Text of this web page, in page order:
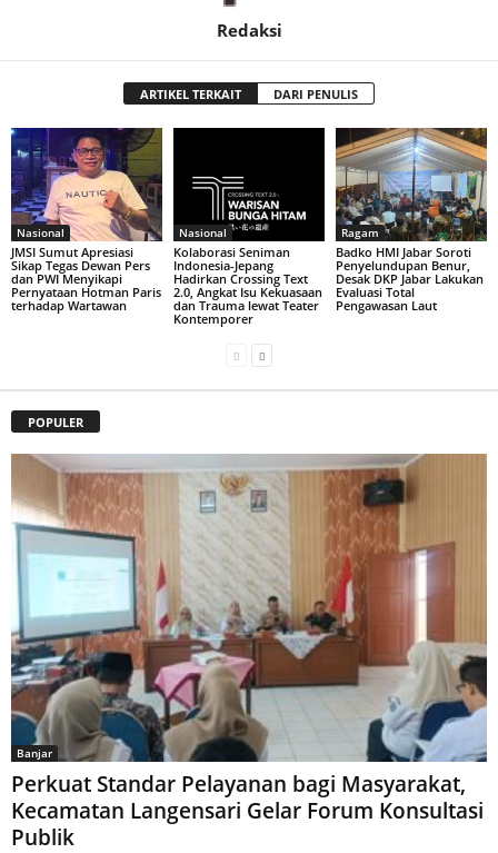
Redaksi
ARTIKEL TERKAIT DARI PENULIS
Nasional
JMSI Sumut Apresiasi
Sikap Tegas Dewan Pers
dan PWI Menyikapi
Pernyataan Hotman Paris
terhadap Wartawan
Nasional
Kolaborasi Seniman
Indonesia-Jepang
Hadirkan Crossing Text
2.0, Angkat Isu Kekuasaan
dan Trauma lewat Teater
Kontemporer
Ragam
Badko HMI Jabar Soroti
Penyelundupan Benur,
Desak DKP Jabar Lakukan
Evaluasi Total
Pengawasan Laut
POPULER
Banjar
Perkuat Standar Pelayanan bagi Masyarakat,
Kecamatan Langensari Gelar Forum Konsultasi
Publik